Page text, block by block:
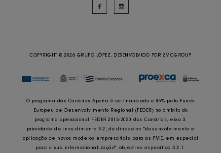
COPYRIGHT @ 2026 GRUPO LÓPEZ. DESENVOLVIDO POR 2MCGROUP
O programa das Canárias Aporta é co-financiado a 85% pelo Fundo
Europeu de Desenvolvimento Regional (FEDER) no âmbito do
programa operacional FEDER 2014-2020 das Canárias, eixo 3,
prioridade de investimento 3.2, destinado ao "desenvolvimento e
aplicação de novos modelos empresariais para as PME, em especial
para a sua internacionalização", objectivo específico 3.2.1.